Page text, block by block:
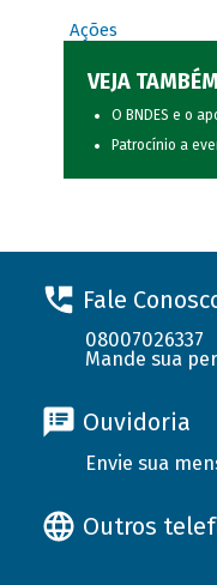
Ações
VEJA TAMBÉM
O BNDES e o
Patrocínio a
Fale
08007026337
Mande sua
Ouvidoria
Envie sua
Outros